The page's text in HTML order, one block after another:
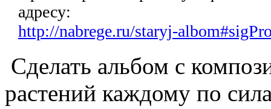
адресу:
http://nabrege.ru/staryj-
Сделать альбом с
растений каждому по